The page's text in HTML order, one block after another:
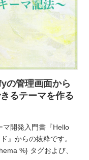
の管理画面から
るテーマを作る
マ開発入門書『Hello
』からの抜粋です。
%} タグおよび、